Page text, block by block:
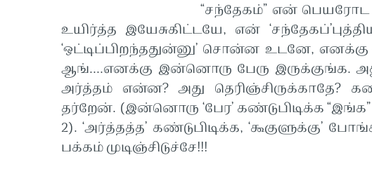
“சந்தேகம்” என் பெயரோட
உயிர்த்த இயேசுகிட்டயே, என்
‘ஒட்டிப்பிறந்ததுன்னு’ சொன்ன உடனே, எனக்கு
ஆங்....எனக்கு இன்னொரு பேரு இருக்குங்க.
அர்த்தம் என்ன? அது தெரிஞ்சிருக்காதே?
தர்றேன். (இன்னொரு ‘பேர’ கண்டுபிடிக்க
2). ‘அர்த்தத்த’ கண்டுபிடிக்க,
பக்கம் முடிஞ்சிடுச்சே!!!